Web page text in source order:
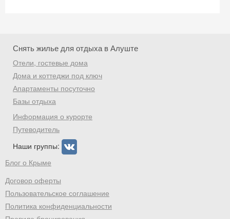
Снять жилье для отдыха в Алуште
Отели, гостевые дома
Дома и коттеджи под ключ
Апартаменты посуточно
Базы отдыха
Информация о курорте
Путеводитель
Наши группы:
Блог о Крыме
Договор оферты
Пользовательское соглашение
Политика конфиденциальности